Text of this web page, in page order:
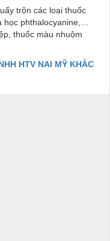
trộn các loại thuốc
phthalocyanine,…
thuốc màu nhuộm
HTV NAI MỸ KHẮC